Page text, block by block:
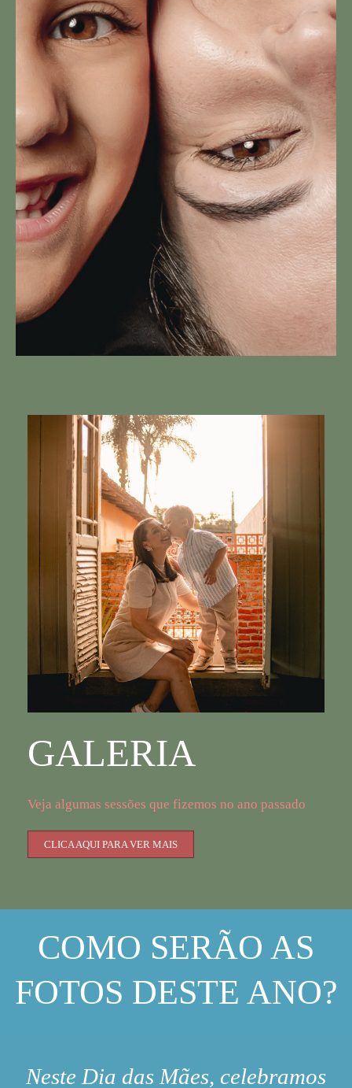
GALERIA
Veja algumas sessões que fizemos no ano passado
CLICA AQUI PARA VER MAIS
COMO SERÃO AS
FOTOS DESTE ANO?
Neste Dia das Mães, celebramos